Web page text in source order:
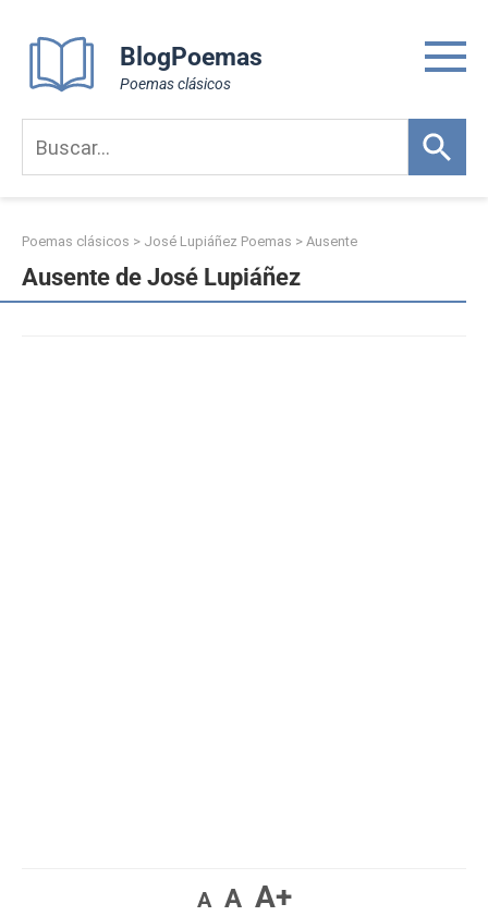
content
BlogPoemas
Poemas clásicos
Poemas clásicos > José Lupiáñez Poemas > Ausente
Ausente de José Lupiáñez
A A A+